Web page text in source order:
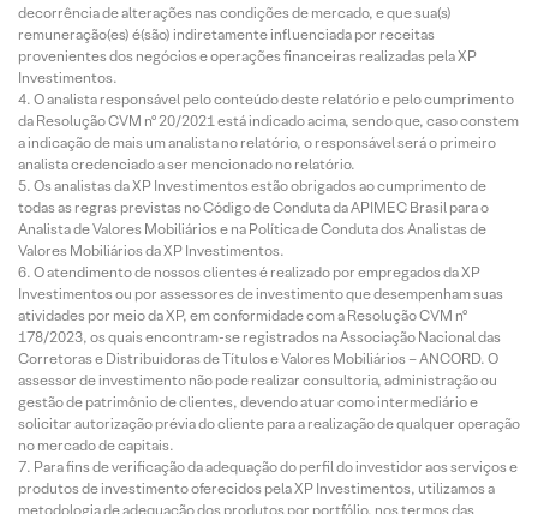
decorrência de alterações nas condições de mercado, e que sua(s)
remuneração(es) é(são) indiretamente influenciada por receitas
provenientes dos negócios e operações financeiras realizadas pela XP
Investimentos.
O analista responsável pelo conteúdo deste relatório e pelo cumprimento
da Resolução CVM nº 20/2021 está indicado acima, sendo que, caso constem
a indicação de mais um analista no relatório, o responsável será o primeiro
analista credenciado a ser mencionado no relatório.
Os analistas da XP Investimentos estão obrigados ao cumprimento de
todas as regras previstas no Código de Conduta da APIMEC Brasil para o
Analista de Valores Mobiliários e na Política de Conduta dos Analistas de
Valores Mobiliários da XP Investimentos.
O atendimento de nossos clientes é realizado por empregados da XP
Investimentos ou por assessores de investimento que desempenham suas
atividades por meio da XP, em conformidade com a Resolução CVM nº
178/2023, os quais encontram-se registrados na Associação Nacional das
Corretoras e Distribuidoras de Títulos e Valores Mobiliários – ANCORD. O
assessor de investimento não pode realizar consultoria, administração ou
gestão de patrimônio de clientes, devendo atuar como intermediário e
solicitar autorização prévia do cliente para a realização de qualquer operação
no mercado de capitais.
Para fins de verificação da adequação do perfil do investidor aos serviços e
produtos de investimento oferecidos pela XP Investimentos, utilizamos a
metodologia de adequação dos produtos por portfólio, nos termos das